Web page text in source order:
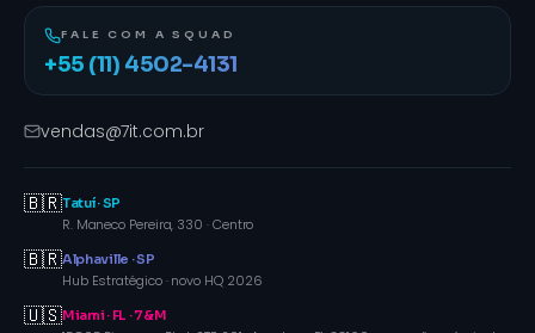
FALE COM A SQUAD
+55 (11) 4502-4131
vendas@7it.com.br
🇧🇷Tatuí · SP
R. Maneco Pereira, 330 · Centro
🇧🇷Alphaville · SP
Hub Estratégico · novo HQ 2026
🇺🇸Miami · FL · 7&M